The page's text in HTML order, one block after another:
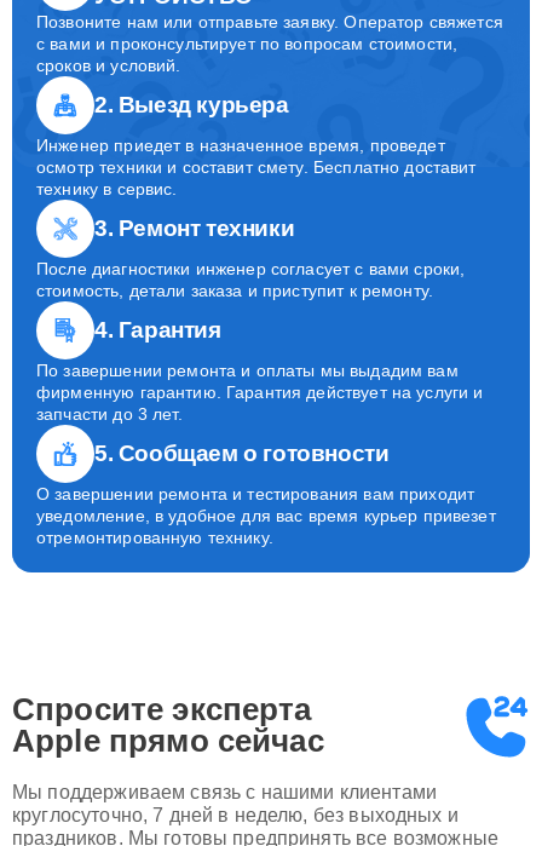
УСТРОЙСТВО
Позвоните нам или отправьте заявку. Оператор свяжется
с вами и проконсультирует по вопросам стоимости,
сроков и условий.
2. Выезд курьера
Инженер приедет в назначенное время, проведет
осмотр техники и составит смету. Бесплатно доставит
технику в сервис.
После диагностики инженер согласует с вами сроки,
стоимость, детали заказа и приступит к ремонту.
4. Гарантия
По завершении ремонта и оплаты мы выдадим вам
фирменную гарантию. Гарантия действует на услуги и
запчасти до 3 лет.
5. Сообщаем о готовности
О завершении ремонта и тестирования вам приходит
уведомление, в удобное для вас время курьер привезет
Спросите эксперта
Apple прямо сейчас
Мы поддерживаем связь с нашими клиентами
круглосуточно, 7 дней в неделю, без выходных и